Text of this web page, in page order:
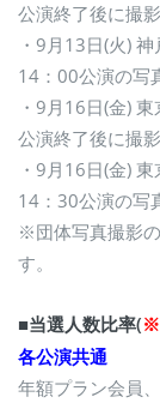
公演終了後に撮
・9月13日(火)
14：00公演の写
・9月16日(金)
公演終了後に撮
・9月16日(金)
14：30公演の写
※団体写真撮影
す。
■当選人数比率(※
各公演共通
年額プラン会員